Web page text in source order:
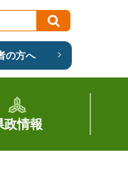
の方へ
政情報